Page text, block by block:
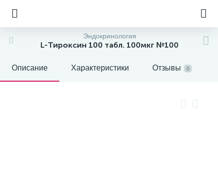
Эндокринология
L-Тироксин 100 табл. 100мкг №100
Описание Характеристики Отзывы 0